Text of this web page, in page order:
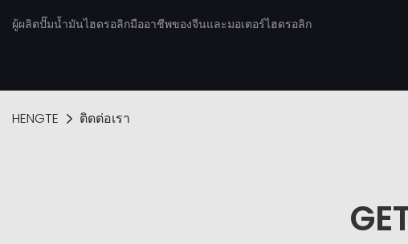
ผู้ผลิตปั๊มน้ำมันไฮดรอลิกมืออาชีพของจีนและมอเตอร์ไฮดรอลิก
HENGTE ติดต่อเรา